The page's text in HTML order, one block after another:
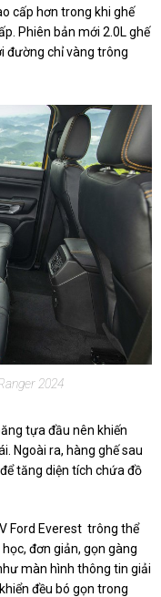
cấp hơn trong khi ghế
Phiên bản mới 2.0L ghế
đường chỉ vàng trông
2024
tựa đầu nên khiến
Ngoài ra, hàng ghế sau
tăng diện tích chứa đồ
Ford Everest trông thể
đơn giản, gọn gàng
màn hình thông tin giải
đều bó gọn trong